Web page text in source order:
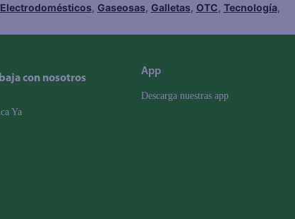
Electrodomésticos, Gaseosas, Galletas, OTC, Tecnología,
con nosotros
Ya
App
Descarga nuestras app